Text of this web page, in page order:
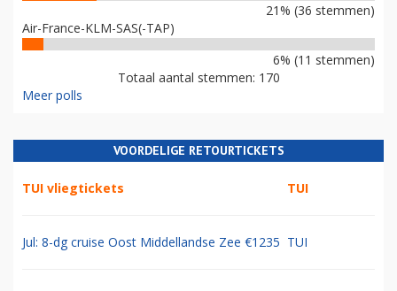
21% (36 stemmen)
Air-France-KLM-SAS(-TAP)
6% (11 stemmen)
Totaal aantal stemmen: 170
Meer polls
VOORDELIGE RETOURTICKETS
TUI vliegtickets TUI
Jul: 8-dg cruise Oost Middellandse Zee €1235 TUI